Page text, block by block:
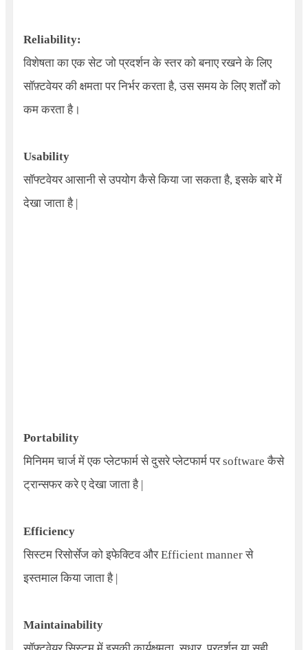
Reliability:
विशेषता का एक सेट जो प्रदर्शन के स्तर को बनाए रखने के लिए
सॉफ़्टवेयर की क्षमता पर निर्भर करता है,उस समय के लिए शर्तों को
कम करता है।
Usability
सॉफ्टवेयर आसानी से उपयोग कैसे किया जा सकता है, इसके बारे में
देखा जाता है |
Portability
मिनिमम चार्ज में एक प्लेटफार्म से दुसरे प्लेटफार्म पर software कैसे
ट्रान्सफर करे ए देखा जाता है |
Efficiency
सिस्टम रिसोर्सेज को इफेक्टिव औरEfficientmanner से
इस्तमाल किया जाता है |
Maintainability